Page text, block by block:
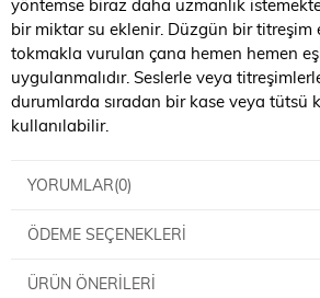
yöntemse biraz daha uzmanlık
bir miktar su eklenir. Düzgün bir titreşim
tokmakla vurulan çana hemen hemen
uygulanmalıdır. Seslerle veya
durumlarda sıradan bir kase veya tütsü
kullanılabilir.
YORUMLAR(0)
ÖDEME SEÇENEKLERI
ÜRÜN ÖNERILERI